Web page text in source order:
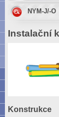
NYM-J/-O
Instalační
Konstrukce